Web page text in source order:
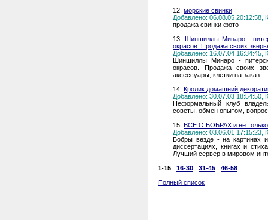
12. морские свинки
Добавлено: 06.08.05 20:12:58,
продажа свинки фото
13. Шиншиллы Минаро -
окрасов. Продажа своих
Добавлено: 16.07.04 16:34:45,
Шиншиллы Минаро -
окрасов. Продажа своих
аксессуары, клетки на заказ.
14. Кролик домашний
Добавлено: 30.07.03 18:54:50,
Неформальный клуб
советы, обмен опытом,
15. ВСЕ О БОБРАХ и не
Добавлено: 03.06.01 17:15:23,
Бобры везде - на картинах
диссертациях, книгах и
Лучший сервер в мировом
1-15
16-30 31-45
46-58
Полный список